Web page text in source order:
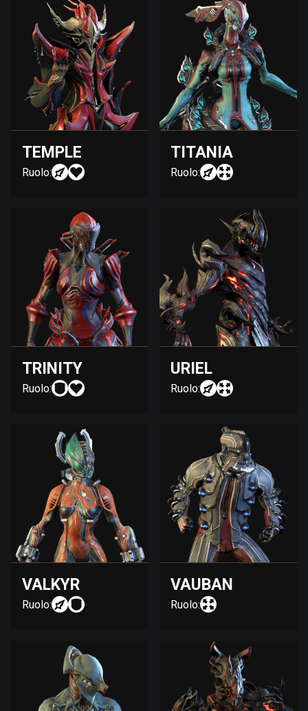
TEMPLE
Ruolo:
TITANIA
Ruolo:
TRINITY
Ruolo:
URIEL
Ruolo:
VALKYR
Ruolo:
VAUBAN
Ruolo: